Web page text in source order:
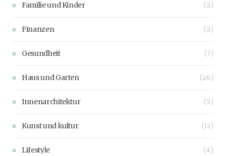
Familie und Kinder (3)
Finanzen (3)
Gesundheit (7)
Haus und Garten (26)
Innenarchitektur (3)
Kunst und kultur (13)
Lifestyle (4)